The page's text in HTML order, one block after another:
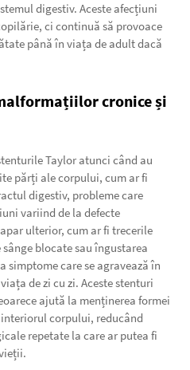
digestiv. Aceste afecțiuni
ci continuă să provoace
până în viața de adult dacă
cronice și
Taylor atunci când au
părți ale corpului, cum ar fi
digestiv, probleme care
variind de la defecte
ulterior, cum ar fi trecerile
blocate sau îngustarea
simptome care se agravează în
de zi cu zi. Aceste stenturi
ajută la menținerea formei
corpului, reducând
repetate la care ar putea fi